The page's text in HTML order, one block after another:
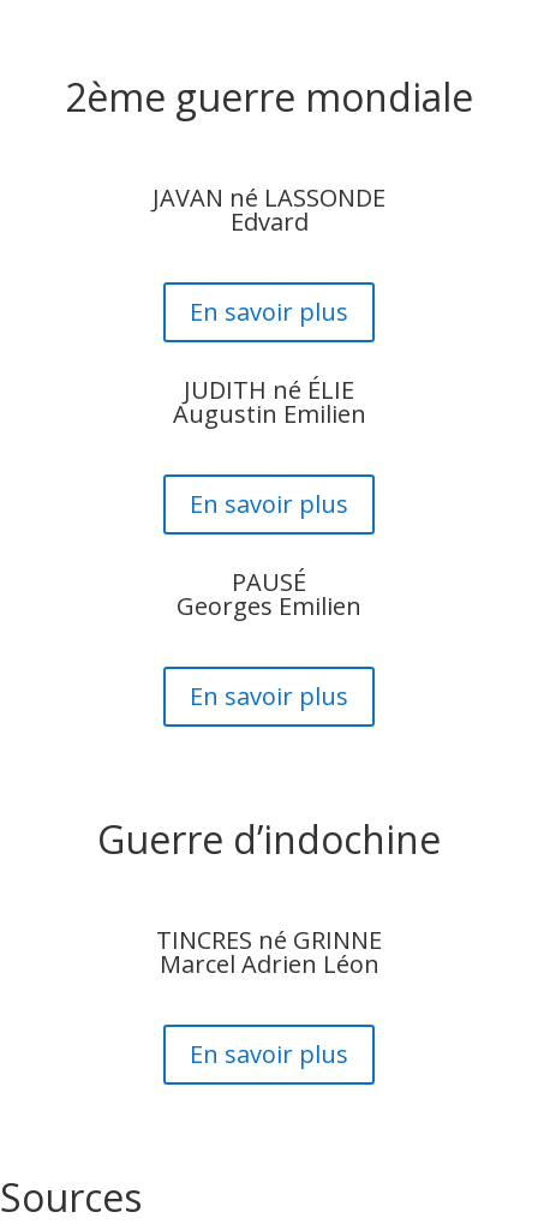
2ème guerre mondiale
JAVAN né LASSONDE
Edvard
En savoir plus
JUDITH né ÉLIE
Augustin Emilien
En savoir plus
PAUSÉ
Georges Emilien
En savoir plus
Guerre d’indochine
TINCRES né GRINNE
Marcel Adrien Léon
En savoir plus
Sources